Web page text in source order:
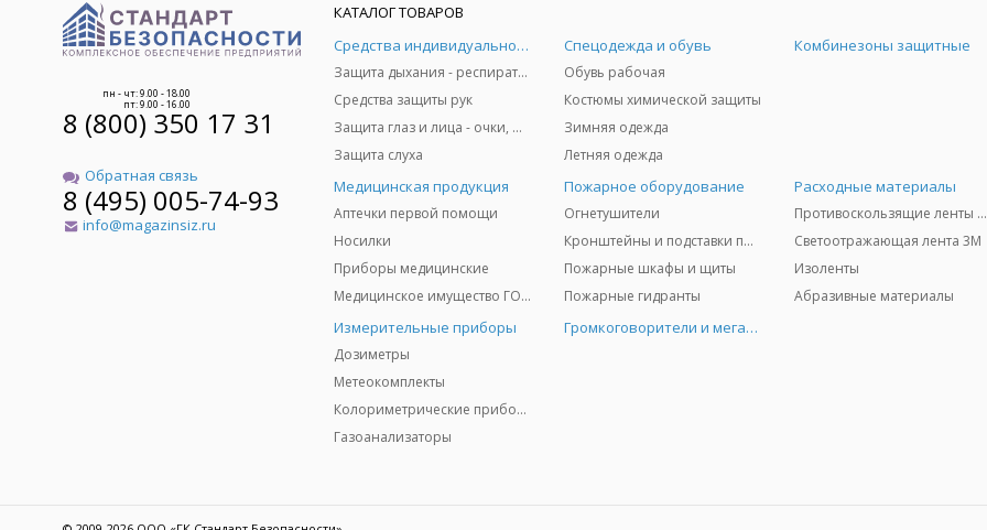
пн - чт: 9.00 - 18.00
пт: 9.00 - 16.00
8 (800) 350 17 31
Обратная связь
8 (495) 005-74-93
info@magazinsiz.ru
КАТАЛОГ ТОВАРОВ
Средства индивидуальной защиты
Защита дыхания - респираторы, противогазы, фильтры, дозиметры
Средства защиты рук
Защита глаз и лица - очки, щитки
Защита слуха
Спецодежда и обувь
Обувь рабочая
Костюмы химической защиты
Зимняя одежда
Летняя одежда
Комбинезоны защитные
Медицинская продукция
Аптечки первой помощи
Носилки
Приборы медицинские
Медицинское имущество ГО и ЧС
Пожарное оборудование
Огнетушители
Кронштейны и подставки под огнетушители
Пожарные шкафы и щиты
Пожарные гидранты
Расходные материалы
Противоскользящие ленты 3М
Светоотражающая лента 3M
Изоленты
Абразивные материалы
Измерительные приборы
Дозиметры
Метеокомплекты
Колориметрические приборы
Газоанализаторы
Громкоговорители и мегафоны